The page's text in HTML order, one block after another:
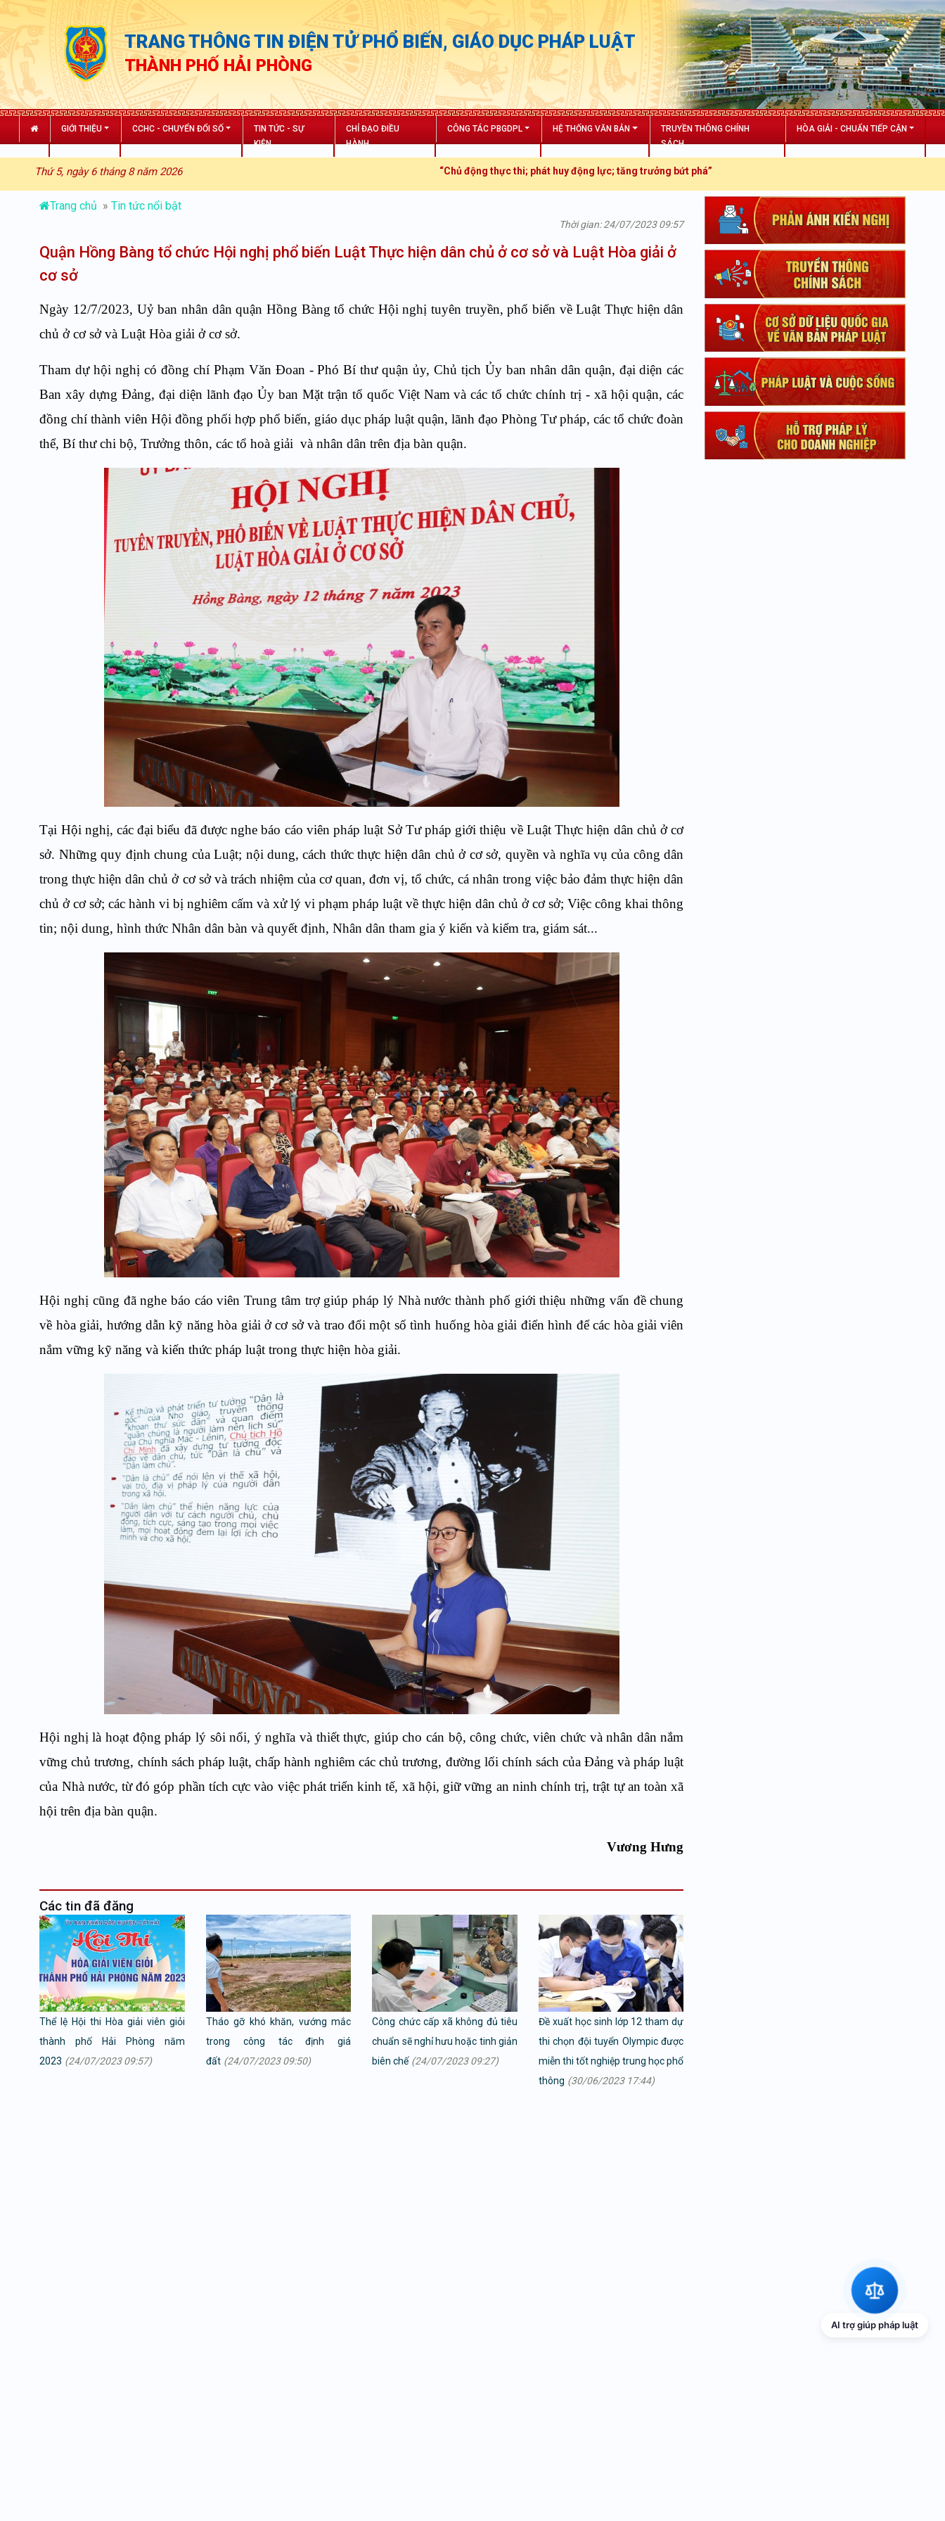
TRANG THÔNG TIN ĐIỆN TỬ PHỔ BIẾN, GIÁO DỤC PHÁP LUẬT
THÀNH PHỐ HẢI PHÒNG
GIỚI THIỆU CCHC - CHUYỂN ĐỔI SỐ
TIN TỨC - SỰ
KIỆN
CHỈ ĐẠO ĐIỀU
HÀNH
CÔNG TÁC PBGDPL HỆ THỐNG VĂN BẢN
TRUYỀN THÔNG CHÍNH
SÁCH
HÒA GIẢI - CHUẨN TIẾP CẬN
Thứ 5, ngày 6 tháng 8 năm 2026 “Chủ động thực thi; phát huy động lực; tăng trưởng bứt phá”
Trang chủ »Tin tức nổi bật
Thời gian: 24/07/2023 09:57
Quận Hồng Bàng tổ chức Hội nghị phổ biến Luật Thực hiện dân chủ ở cơ sở và Luật Hòa giải ở
cơ sở
Ngày 12/7/2023, Uỷ ban nhân dân quận Hồng Bàng tổ chức Hội nghị tuyên truyền, phổ biến về Luật Thực hiện dân
chủ ở cơ sở và Luật Hòa giải ở cơ sở.
Tham dự hội nghị có đồng chí Phạm Văn Đoan - Phó Bí thư quận ủy, Chủ tịch Ủy ban nhân dân quận, đại diện các
Ban xây dựng Đảng, đại diện lãnh đạo Ủy ban Mặt trận tổ quốc Việt Nam và các tổ chức chính trị - xã hội quận, các
đồng chí thành viên Hội đồng phối hợp phổ biến, giáo dục pháp luật quận, lãnh đạo Phòng Tư pháp, các tổ chức đoàn
thể, Bí thư chi bộ, Trưởng thôn, các tổ hoà giải và nhân dân trên địa bàn quận.
Tại Hội nghị, các đại biểu đã được nghe báo cáo viên pháp luật Sở Tư pháp giới thiệu về Luật Thực hiện dân chủ ở cơ
sở. Những quy định chung của Luật; nội dung, cách thức thực hiện dân chủ ở cơ sở, quyền và nghĩa vụ của công dân
trong thực hiện dân chủ ở cơ sở và trách nhiệm của cơ quan, đơn vị, tổ chức, cá nhân trong việc bảo đảm thực hiện dân
chủ ở cơ sở; các hành vi bị nghiêm cấm và xử lý vi phạm pháp luật về thực hiện dân chủ ở cơ sở; Việc công khai thông
tin; nội dung, hình thức Nhân dân bàn và quyết định, Nhân dân tham gia ý kiến và kiểm tra, giám sát...
Hội nghị cũng đã nghe báo cáo viên Trung tâm trợ giúp pháp lý Nhà nước thành phố giới thiệu những vấn đề chung
về hòa giải, hướng dẫn kỹ năng hòa giải ở cơ sở và trao đổi một số tình huống hòa giải điển hình để các hòa giải viên
nắm vững kỹ năng và kiến thức pháp luật trong thực hiện hòa giải.
Hội nghị là hoạt động pháp lý sôi nổi, ý nghĩa và thiết thực, giúp cho cán bộ, công chức, viên chức và nhân dân nắm
vững chủ trương, chính sách pháp luật, chấp hành nghiêm các chủ trương, đường lối chính sách của Đảng và pháp luật
của Nhà nước, từ đó góp phần tích cực vào việc phát triển kinh tế, xã hội, giữ vững an ninh chính trị, trật tự an toàn xã
hội trên địa bàn quận.
Vương Hưng
Các tin đã đăng
Thể lệ Hội thi Hòa giải viên giỏi
thành phố Hải Phòng năm
2023 (24/07/2023 09:57)
Tháo gỡ khó khăn, vướng mắc
trong công tác định giá
đất (24/07/2023 09:50)
Công chức cấp xã không đủ tiêu
chuẩn sẽ nghỉ hưu hoặc tinh giản
biên chế (24/07/2023 09:27)
Đề xuất học sinh lớp 12 tham dự
thi chọn đội tuyển Olympic được
miễn thi tốt nghiệp trung học phổ
thông (30/06/2023 17:44)
AI trợ giúp pháp luật